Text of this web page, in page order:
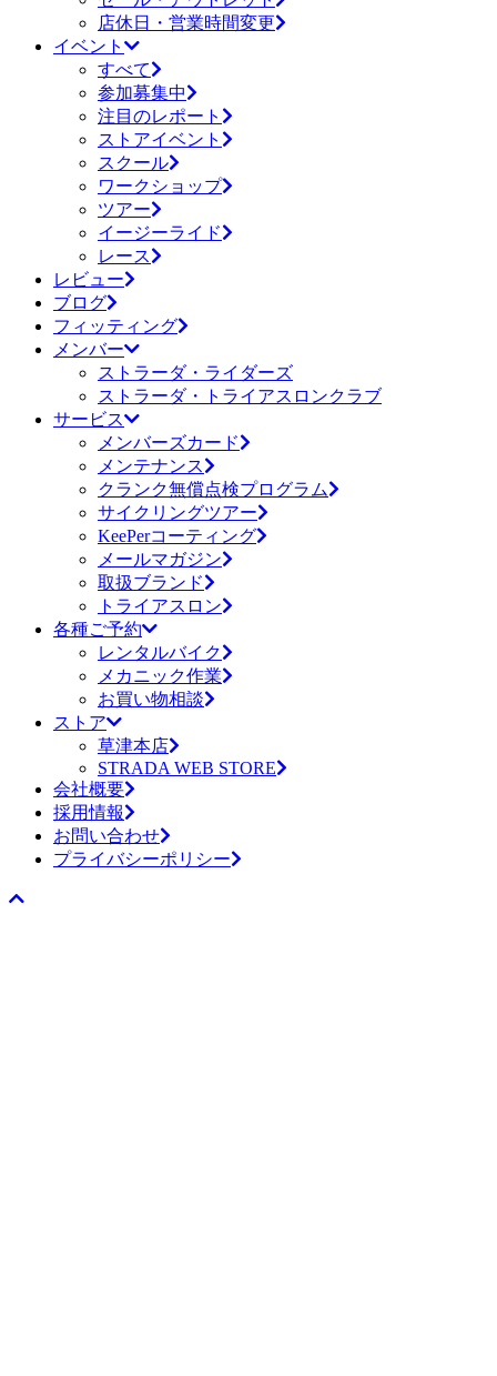
店休日・営業時間変更
イベント
すべて
参加募集中
注目のレポート
ストアイベント
スクール
ワークショップ
ツアー
イージーライド
レース
レビュー
ブログ
フィッティング
メンバー
ストラーダ・ライダーズ
ストラーダ・トライアスロンクラブ
サービス
メンバーズカード
メンテナンス
クランク無償点検プログラム
サイクリングツアー
KeePerコーティング
メールマガジン
取扱ブランド
トライアスロン
各種ご予約
レンタルバイク
メカニック作業
お買い物相談
ストア
草津本店
STRADA WEB STORE
会社概要
採用情報
お問い合わせ
プライバシーポリシー